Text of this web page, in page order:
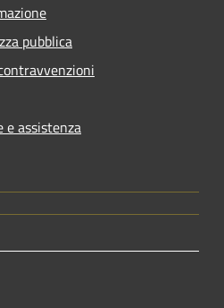
pubblica
e assistenza